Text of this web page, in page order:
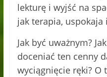
lekturę i wyjść na
jak terapia, uspokaja
Jak być uważnym?
doceniać ten cenny
wyciągnięcie ręki? O